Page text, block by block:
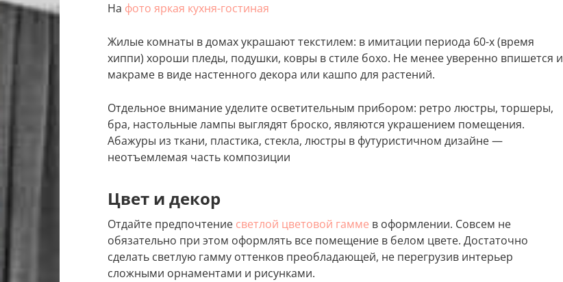
На фото яркая кухня-гостиная
Жилые комнаты в домах украшают текстилем: в имитации периода 60-х (время
хиппи) хороши пледы, подушки, ковры в стиле бохо. Не менее уверенно впишется и
макраме в виде настенного декора или кашпо для растений.
Отдельное внимание уделите осветительным прибором: ретро люстры, торшеры,
бра, настольные лампы выглядят броско, являются украшением помещения.
Абажуры из ткани, пластика, стекла, люстры в футуристичном дизайне —
неотъемлемая часть композиции
Цвет и декор
Отдайте предпочтение светлой цветовой гамме в оформлении. Совсем не
обязательно при этом оформлять все помещение в белом цвете. Достаточно
сделать светлую гамму оттенков преобладающей, не перегрузив интерьер
сложными орнаментами и рисунками.